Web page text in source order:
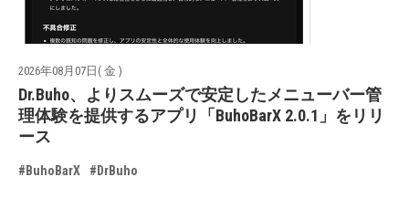
2026年08月07日( 金 )
Dr.Buho、よりスムーズで安定したメニューバー管
理体験を提供するアプリ「BuhoBarX 2.0.1」をリリ
ース
#BuhoBarX #DrBuho